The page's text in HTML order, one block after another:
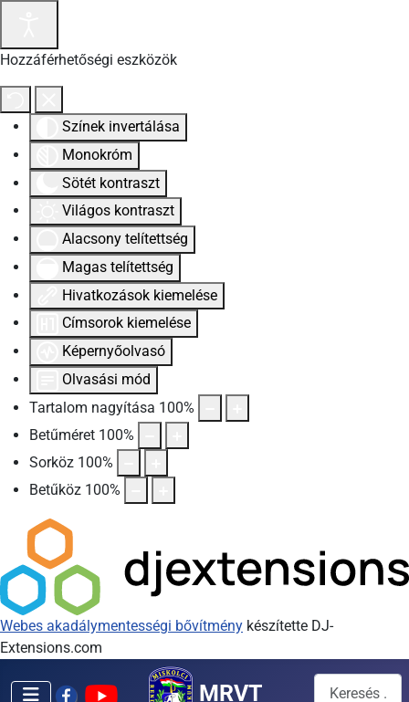
Hozzáférhetőségi eszközök
Színek invertálása
Monokróm
Sötét kontraszt
Világos kontraszt
Alacsony telítettség
Magas telítettség
Hivatkozások kiemelése
Címsorok kiemelése
Képernyőolvasó
Olvasási mód
Tartalom nagyítása 100%
Betűméret 100%
Sorköz 100%
Betűköz 100%
Webes akadálymentességi bővítmény készítette DJ-
Extensions.com
MRVT Keresés...